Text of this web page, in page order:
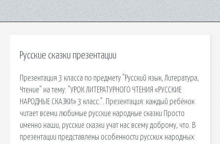
Русские сказки презентации
Презентация 3 класса по предмету "Русский язык, Литература,
Чтение" на тему: "УРОК ЛИТЕРАТУРНОГО ЧТЕНИЯ «РУССКИЕ
НАРОДНЫЕ СКАЗКИ» 3 класс.". Презентация: каждый ребёнок
читает всеми любимые русские народные сказки Просто
именно наши, русские сказки учат нас всему доброму, что. В
презентации представлены особенности русских народных